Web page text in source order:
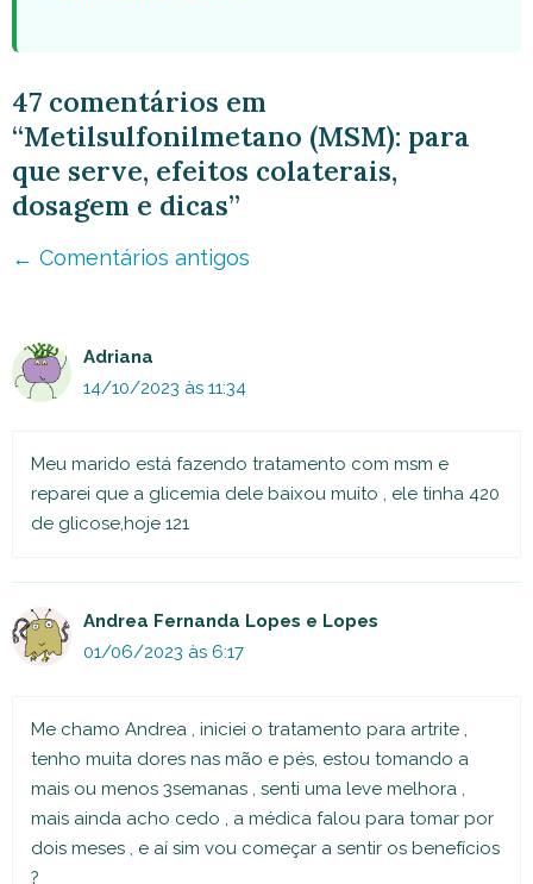
47 comentários em
“Metilsulfonilmetano (MSM): para
que serve, efeitos colaterais,
dosagem e dicas”
Navegação
comentário
← Comentários antigos
Adriana
14/10/2023 às 11:34
Meu marido está fazendo tratamento com msm e
reparei que a glicemia dele baixou muito , ele tinha 420
de glicose,hoje 121
Andrea Fernanda Lopes e Lopes
01/06/2023 às 6:17
Me chamo Andrea , iniciei o tratamento para artrite ,
tenho muita dores nas mão e pés, estou tomando a
mais ou menos 3semanas , senti uma leve melhora ,
mais ainda acho cedo , a médica falou para tomar por
dois meses , e aí sim vou começar a sentir os benefícios
?